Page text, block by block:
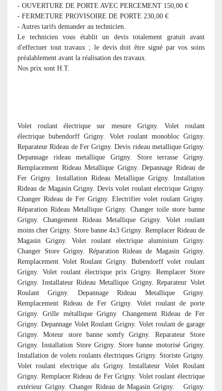
- OUVERTURE DE PORTE AVEC PERCEMENT 150,00 €
- FERMETURE PROVISOIRE DE PORTE 230,00 €
- Autres tarifs demander au technicien.
Le technicien vous établit un devis totalement gratuit avant
d'effectuer tout travaux ; le devis doit être signé par vos soins
préalablement avant la réalisation des travaux.
Nos prix sont H.T.
Volet roulant électrique sur mesure Grigny. Volet roulant
électrique bubendorff Grigny. Volet roulant monobloc Grigny.
Reparateur Rideau de Fer Grigny. Devis rideau metallique Grigny.
Depannage rideau metallique Grigny. Store terrasse Grigny.
Remplacement Rideau Metallique Grigny. Depannage Rideau de
Fer Grigny. Installation Rideau Metallique Grigny. Installation
Rideau de Magasin Grigny. Devis volet roulant electrique Grigny.
Changer Rideau de Fer Grigny. Electrifier volet roulant Grigny.
Réparation Rideau Metallique Grigny. Changer toile store banne
Grigny. Changement Rideau Metallique Grigny. Volet roulant
moins cher Grigny. Store banne 4x3 Grigny. Remplacer Rideau de
Magasin Grigny. Volet roulant electrique aluminium Grigny.
Changer Store Grigny. Réparation Rideau de Magasin Grigny.
Remplacement Volet Roulant Grigny. Bubendorff volet roulant
Grigny. Volet roulant électrique prix Grigny. Remplacer Store
Grigny. Installateur Rideau Metallique Grigny. Reparateur Volet
Roulant Grigny. Depannage Rideau Metallique Grigny.
Remplacement Rideau de Fer Grigny. Volet roulant de porte
Grigny. Grille métallique Grigny. Changement Rideau de Fer
Grigny. Depannage Volet Roulant Grigny. Volet roulant de garage
Grigny. Moteur store banne somfy Grigny. Reparateur Store
Grigny. Installation Store Grigny. Store banne motorisé Grigny.
Installation de volets roulants électriques Grigny. Storiste Grigny.
Volet roulant electrique alu Grigny. Installateur Volet Roulant
Grigny. Remplacer Rideau de Fer Grigny. Volet roulant électrique
extérieur Grigny. Changer Rideau de Magasin Grigny. Grigny.